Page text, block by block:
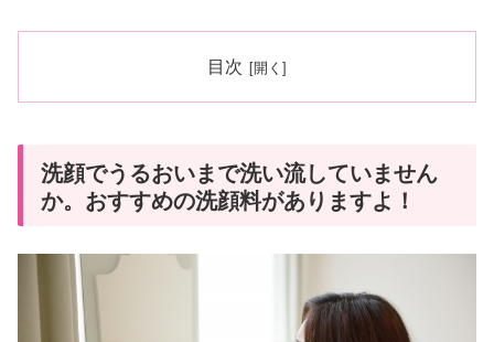
目次
洗顔でうるおいまで洗い流していません
か。おすすめの洗顔料がありますよ！